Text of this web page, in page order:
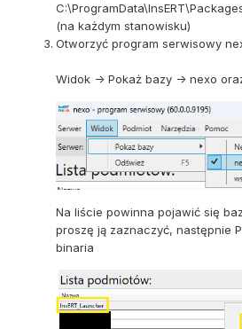
(na każdym stanowisku)
Otworzyć program serwisowy
Widok -> Pokaż bazy -> nexo
Na liście powinna pojawić się
proszę ją zaznaczyć, następnie
binaria